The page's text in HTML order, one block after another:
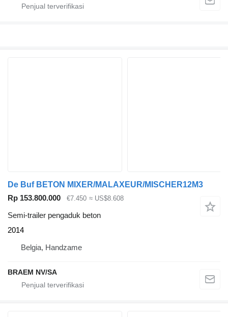
De Buf BETON MIXER/MALAXEUR/MISCHER12M3
Rp 153.800.000
€7.450 ≈ US$8.608
Semi-trailer pengaduk beton
2014
Belgia, Handzame
BRAEM NV/SA